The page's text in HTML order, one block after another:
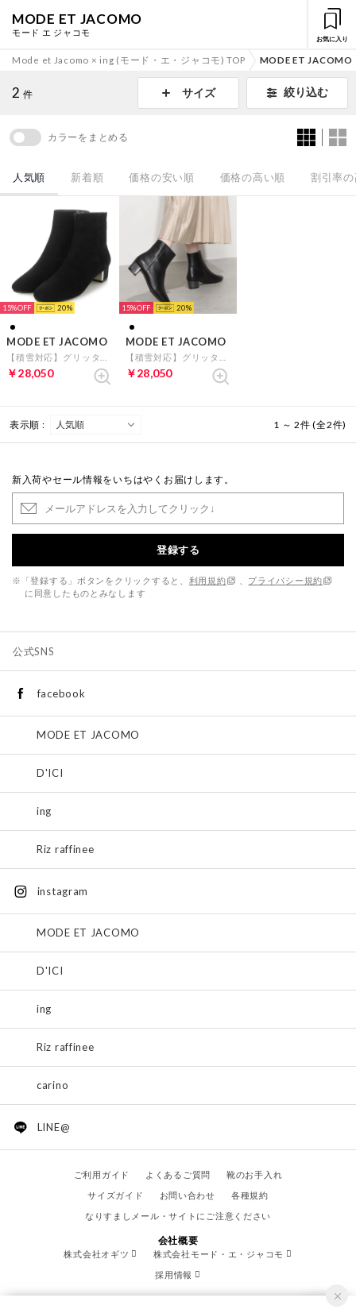
MODE ET JACOMO
モード エ ジャコモ
お気に入り
Mode et Jacomo × ing (モード・エ・ジャコモ) TOP MODE ET JACOMO
2 件 サイズ 絞り込む
カラーをまとめる
人気順 新着順 価格の安い順 価格の高い順 割引率
15% 20
MODE ET JACOMO
￥28,050
15% 20
MODE ET JACOMO
￥28,050
表示順 : 1 ～ 2件 (全2件)
新入荷やセール情報をいちはやくお届けします。
登録する
※「登録する」ボタンをクリックすると、 利用規約
プライバシー規約
に同意したものとみなします
公式SNS
facebook
MODE ET JACOMO
D'ICI
ing
Riz raffinee
instagram
MODE ET JACOMO
D'ICI
ing
Riz raffinee
carino
LINE@
ご利用ガイド よくあるご質問
靴のお手入れ
サイズガイド
お問い合わせ
各種規約
なりすましメール・サイトにご注意ください
会社概要
株式会社オギツ
株式会社モード・エ・ジャコモ
採用情報